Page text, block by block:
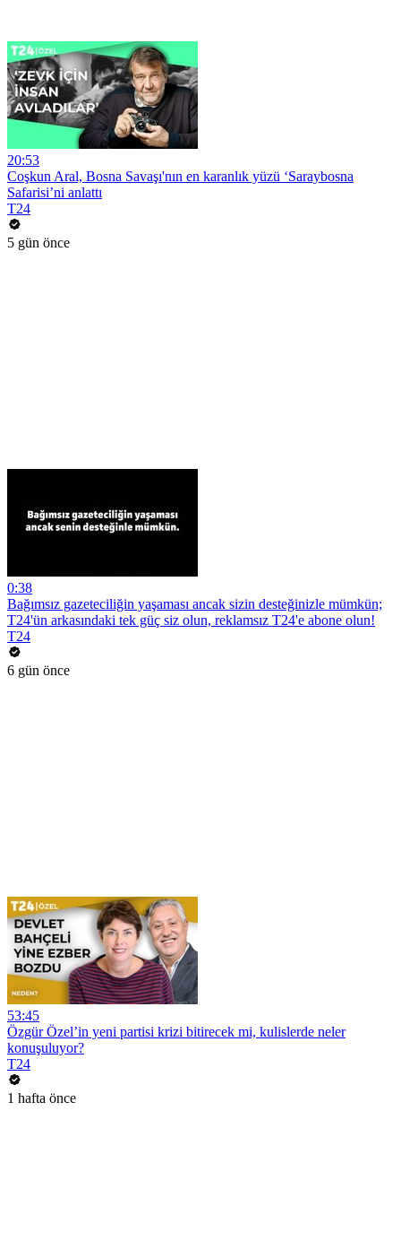
20:53
Coşkun Aral, Bosna Savaşı'nın en karanlık yüzü ‘Saraybosna
Safarisi’ni anlattı
T24
5 gün önce
0:38
Bağımsız gazeteciliğin yaşaması ancak sizin desteğinizle mümkün;
T24'ün arkasındaki tek güç siz olun, reklamsız T24'e abone olun!
T24
6 gün önce
53:45
Özgür Özel’in yeni partisi krizi bitirecek mi, kulislerde neler
konuşuluyor?
T24
1 hafta önce